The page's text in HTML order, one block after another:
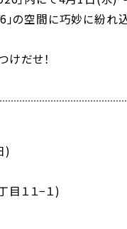
」の空間に巧妙に紛れ
だせ！
)
１１−１)